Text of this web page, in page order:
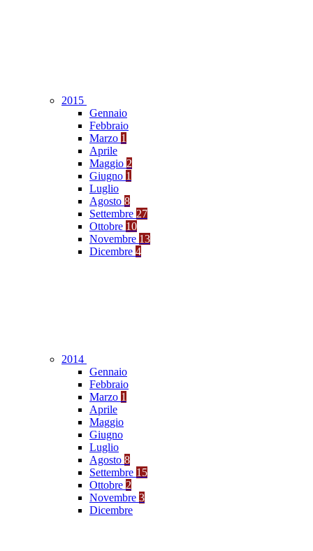
2015
Gennaio
Febbraio
Marzo 1
Aprile
Maggio 2
Giugno 1
Luglio
Agosto 8
Settembre 27
Ottobre 10
Novembre 13
Dicembre 4
2014
Gennaio
Febbraio
Marzo 1
Aprile
Maggio
Giugno
Luglio
Agosto 8
Settembre 15
Ottobre 2
Novembre 3
Dicembre